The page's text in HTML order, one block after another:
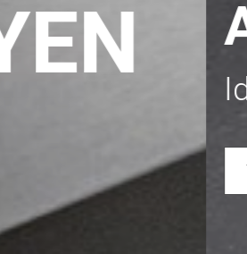
Ideális nagy
TOVÁBBI TUDÁS